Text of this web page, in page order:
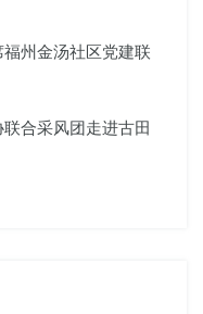
州金汤社区党建联
合采风团走进古田